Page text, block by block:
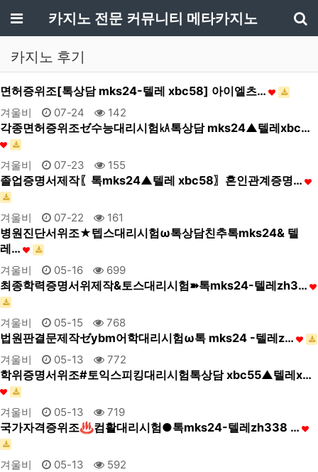
메뉴카지노 전문 커뮤니티 메타카지노
카지노 후기
면허증위조[톡상담 mks24-텔레 xbc58] 아이엘츠…
겨울비 07-24 142
각종면허증위조ゼ수능대리시험㎄톡상담 mks24▲텔레xbc…
겨울비 07-23 155
졸업증명서제작〖톡mks24▲텔레 xbc58〗혼인관계증명…
겨울비 07-22 161
병원진단서위조★텝스대리시험ω톡상담친추톡mks24& 텔
레…
겨울비 05-16 699
최종학력증명서위제작&토스대리시험➽톡mks24-텔레zh3…
겨울비 05-15 768
법원판결문제작ゼybm어학대리시험ω톡 mks24 -텔레z…
겨울비 05-13 772
학위증명서위조#토익스피킹대리시험톡상담 xbc55▲텔레x…
겨울비 05-13 719
국가자격증위조♨컴활대리시험●톡mks24-텔레zh338 …
겨울비 05-13 592